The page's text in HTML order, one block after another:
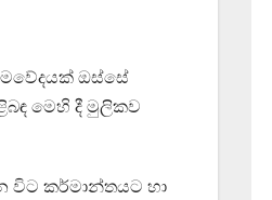
ඔස්සේ
මෙහි දී මුලිකව
විට කර්මාන්තයට හා